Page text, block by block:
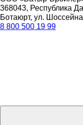
368043, Республика
Ботаюрт, ул.
8 800 500 19 99